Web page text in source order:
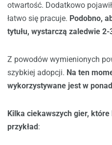
otwartość. Dodatkowo
łatwo się pracuje. Podobno,
tytułu, wystarczą zaledwie
Z powodów wymienionych
szybkiej adopcji. Na ten
wykorzystywane jest w
Kilka ciekawszych gier, które
przykład: